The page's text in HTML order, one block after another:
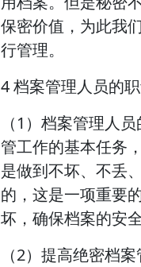
保密价值，为此我
行管理。
4 档案管理人员的
（1）档案管理人
管工作的基本任务
是做到不坏、不丢
的，这是一项重要
坏，确保档案的安
（2）提高绝密档